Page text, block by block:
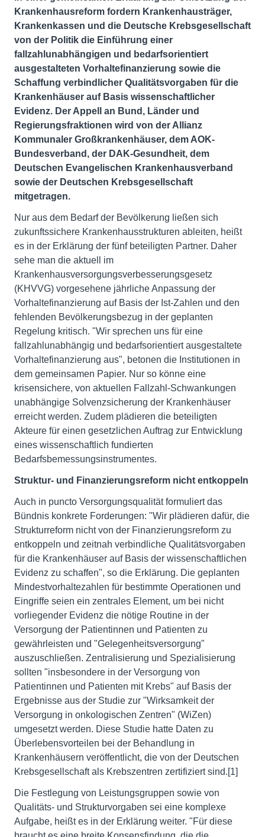
Krankenhausreform fordern Krankenhausträger,
Krankenkassen und die Deutsche Krebsgesellschaft
von der Politik die Einführung einer
fallzahlunabhängigen und bedarfsorientiert
ausgestalteten Vorhaltefinanzierung sowie die
Schaffung verbindlicher Qualitätsvorgaben für die
Krankenhäuser auf Basis wissenschaftlicher
Evidenz. Der Appell an Bund, Länder und
Regierungsfraktionen wird von der Allianz
Kommunaler Großkrankenhäuser, dem AOK-
Bundesverband, der DAK-Gesundheit, dem
Deutschen Evangelischen Krankenhausverband
sowie der Deutschen Krebsgesellschaft
mitgetragen.
Nur aus dem Bedarf der Bevölkerung ließen sich
zukunftssichere Krankenhausstrukturen ableiten, heißt
es in der Erklärung der fünf beteiligten Partner. Daher
sehe man die aktuell im
Krankenhausversorgungsverbesserungsgesetz
(KHVVG) vorgesehene jährliche Anpassung der
Vorhaltefinanzierung auf Basis der Ist-Zahlen und den
fehlenden Bevölkerungsbezug in der geplanten
Regelung kritisch. "Wir sprechen uns für eine
fallzahlunabhängig und bedarfsorientiert ausgestaltete
Vorhaltefinanzierung aus", betonen die Institutionen in
dem gemeinsamen Papier. Nur so könne eine
krisensichere, von aktuellen Fallzahl-Schwankungen
unabhängige Solvenzsicherung der Krankenhäuser
erreicht werden. Zudem plädieren die beteiligten
Akteure für einen gesetzlichen Auftrag zur Entwicklung
eines wissenschaftlich fundierten
Bedarfsbemessungsinstrumentes.
Struktur- und Finanzierungsreform nicht entkoppeln
Auch in puncto Versorgungsqualität formuliert das
Bündnis konkrete Forderungen: "Wir plädieren dafür, die
Strukturreform nicht von der Finanzierungsreform zu
entkoppeln und zeitnah verbindliche Qualitätsvorgaben
für die Krankenhäuser auf Basis der wissenschaftlichen
Evidenz zu schaffen", so die Erklärung. Die geplanten
Mindestvorhaltezahlen für bestimmte Operationen und
Eingriffe seien ein zentrales Element, um bei nicht
vorliegender Evidenz die nötige Routine in der
Versorgung der Patientinnen und Patienten zu
gewährleisten und "Gelegenheitsversorgung"
auszuschließen. Zentralisierung und Spezialisierung
sollten "insbesondere in der Versorgung von
Patientinnen und Patienten mit Krebs" auf Basis der
Ergebnisse aus der Studie zur "Wirksamkeit der
Versorgung in onkologischen Zentren" (WiZen)
umgesetzt werden. Diese Studie hatte Daten zu
Überlebensvorteilen bei der Behandlung in
Krankenhäusern veröffentlicht, die von der Deutschen
Krebsgesellschaft als Krebszentren zertifiziert sind.[1]
Die Festlegung von Leistungsgruppen sowie von
Qualitäts- und Strukturvorgaben sei eine komplexe
Aufgabe, heißt es in der Erklärung weiter. "Für diese